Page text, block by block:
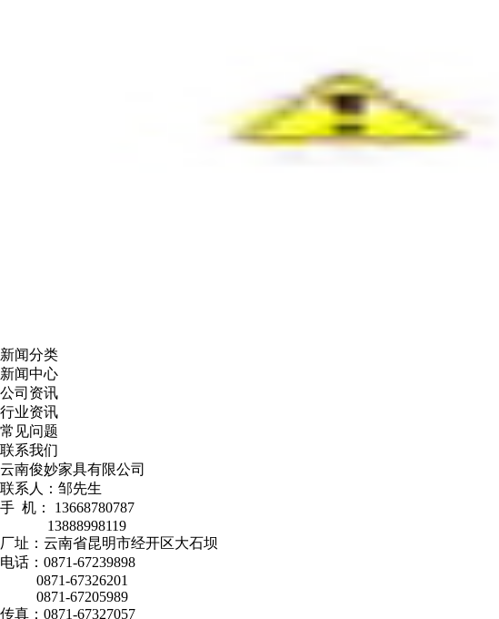
新闻分类
新闻中心
公司资讯
行业资讯
常见问题
联系我们
云南俊妙家具有限公司
联系人：邹先生
手 机： 13668780787
13888998119
厂址：云南省昆明市经开区大石坝
电话：0871-67239898
0871-67326201
0871-67205989
传真：0871-67327057